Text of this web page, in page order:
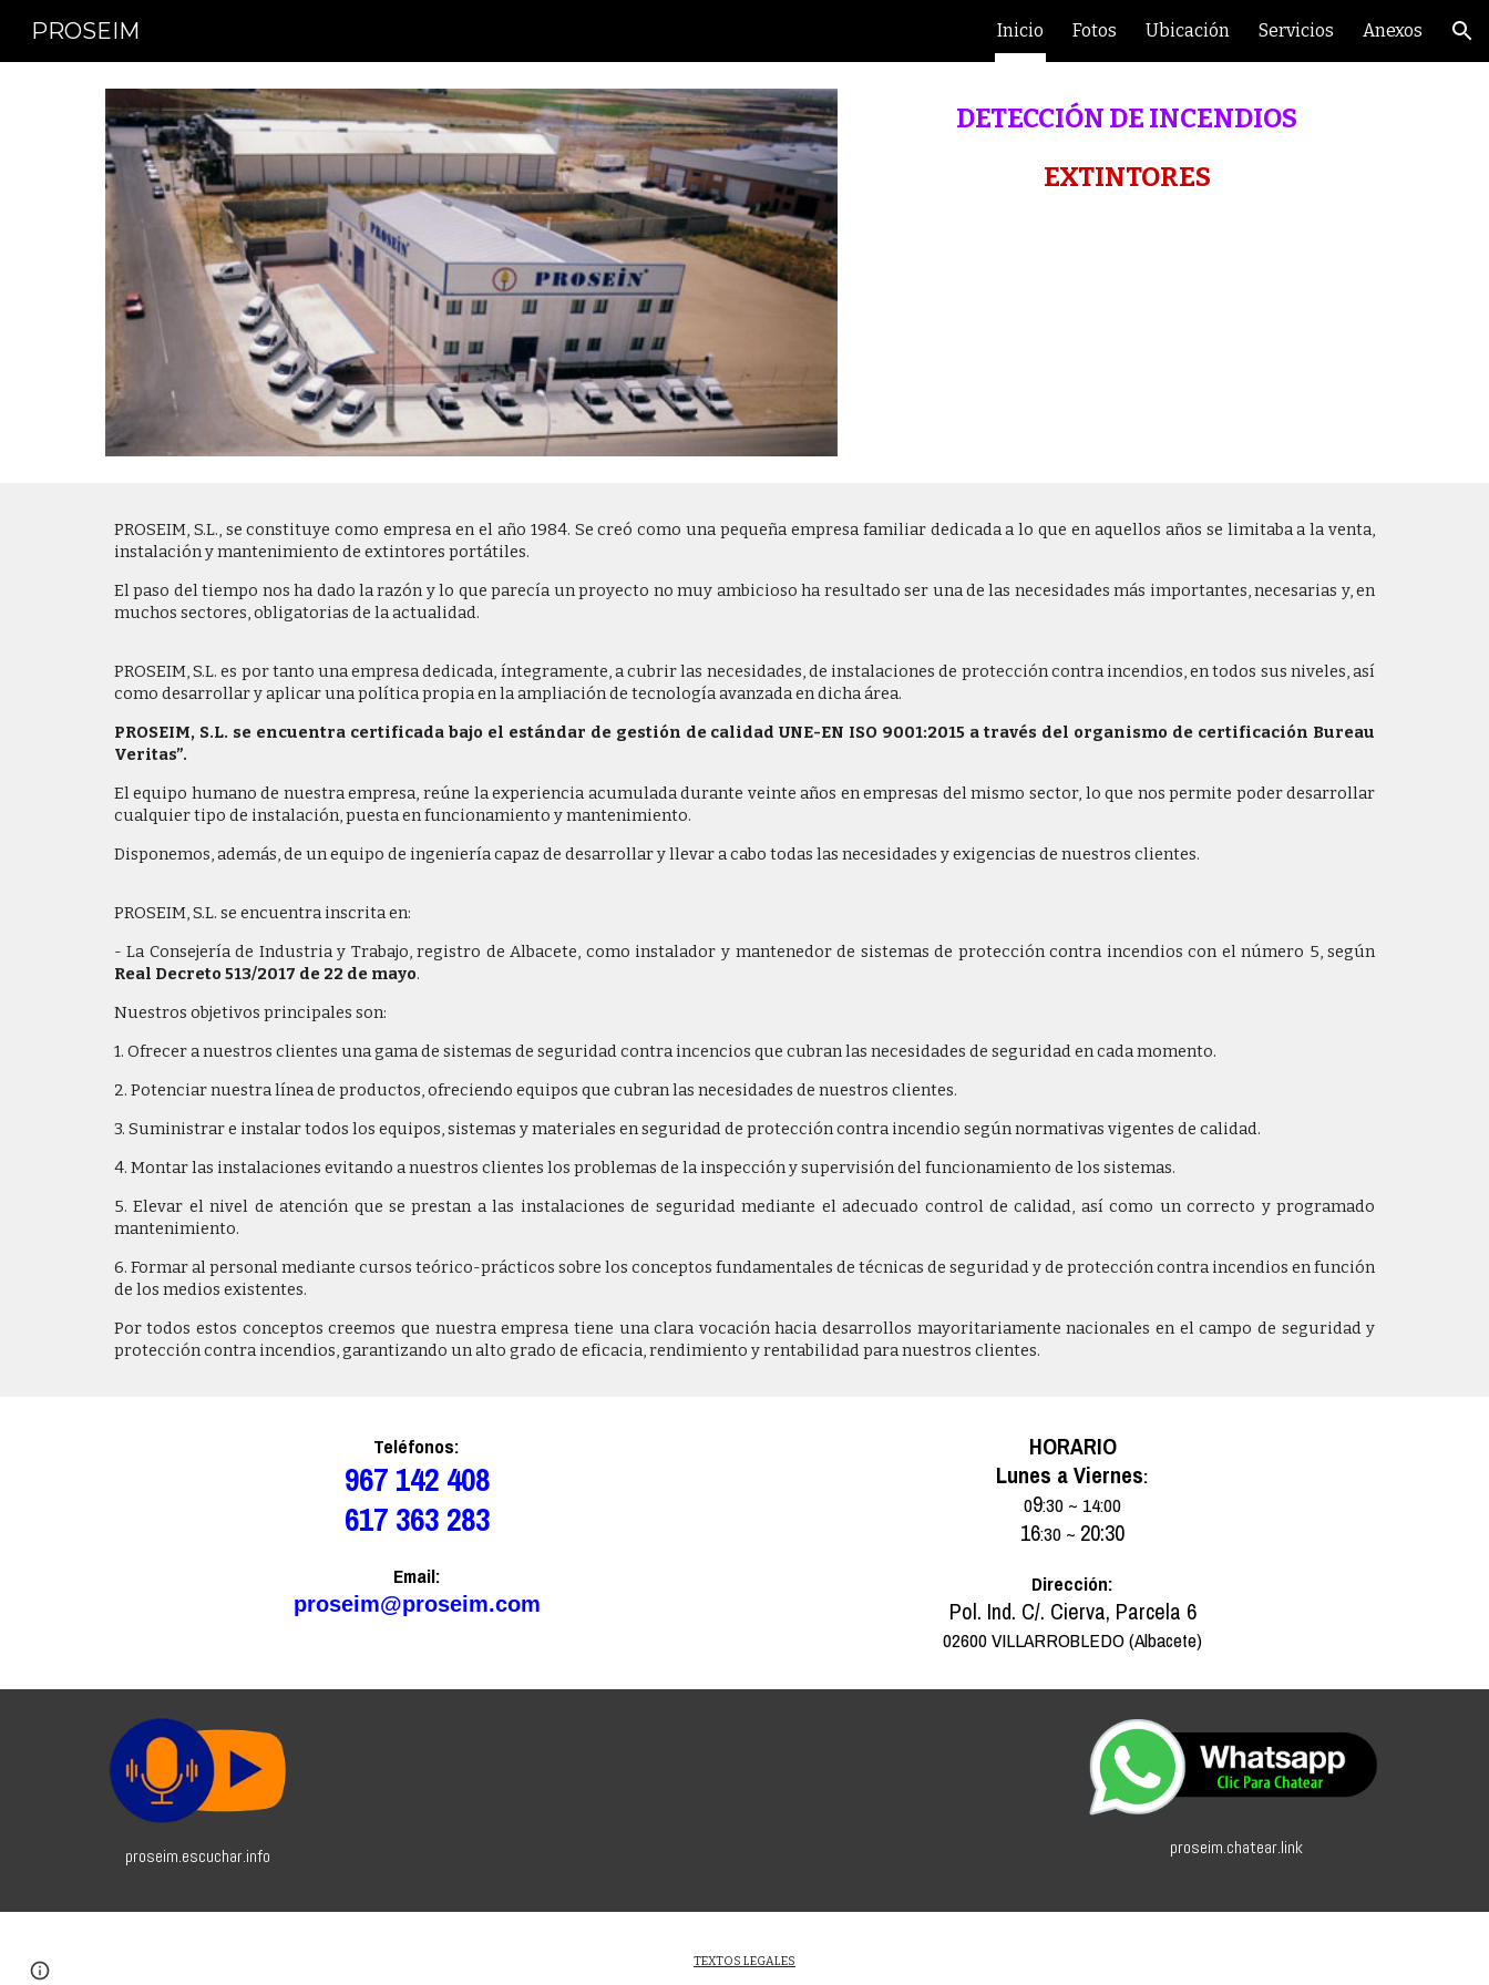
Skip to navigation
PROSEIM Inicio Fotos Ubicación Servicios Anexos
DETECCIÓN DE INCENDIOS
EXTINTORES
PROSEIM, S.L., se constituye como empresa en el año 1984. Se creó como una pequeña empresa familiar dedicada a lo que en aquellos años se limitaba a la venta,
instalación y mantenimiento de extintores portátiles.
El paso del tiempo nos ha dado la razón y lo que parecía un proyecto no muy ambicioso ha resultado ser una de las necesidades más importantes, necesarias y, en
muchos sectores, obligatorias de la actualidad.
PROSEIM, S.L. es por tanto una empresa dedicada, íntegramente, a cubrir las necesidades, de instalaciones de protección contra incendios, en todos sus niveles, así
como desarrollar y aplicar una política propia en la ampliación de tecnología avanzada en dicha área.
PROSEIM, S.L. se encuentra certificada bajo el estándar de gestión de calidad UNE-EN ISO 9001:2015 a través del organismo de certificación Bureau
Veritas”.
El equipo humano de nuestra empresa, reúne la experiencia acumulada durante veinte años en empresas del mismo sector, lo que nos permite poder desarrollar
cualquier tipo de instalación, puesta en funcionamiento y mantenimiento.
Disponemos, además, de un equipo de ingeniería capaz de desarrollar y llevar a cabo todas las necesidades y exigencias de nuestros clientes.
PROSEIM, S.L. se encuentra inscrita en:
- La Consejería de Industria y Trabajo, registro de Albacete, como instalador y mantenedor de sistemas de protección contra incendios con el número 5, según
Real Decreto 513/2017 de 22 de mayo.
Nuestros objetivos principales son:
1. Ofrecer a nuestros clientes una gama de sistemas de seguridad contra incencios que cubran las necesidades de seguridad en cada momento.
2. Potenciar nuestra línea de productos, ofreciendo equipos que cubran las necesidades de nuestros clientes.
3. Suministrar e instalar todos los equipos, sistemas y materiales en seguridad de protección contra incendio según normativas vigentes de calidad.
4. Montar las instalaciones evitando a nuestros clientes los problemas de la inspección y supervisión del funcionamiento de los sistemas.
5. Elevar el nivel de atención que se prestan a las instalaciones de seguridad mediante el adecuado control de calidad, así como un correcto y programado
mantenimiento.
6. Formar al personal mediante cursos teórico-prácticos sobre los conceptos fundamentales de técnicas de seguridad y de protección contra incendios en función
de los medios existentes.
Por todos estos conceptos creemos que nuestra empresa tiene una clara vocación hacia desarrollos mayoritariamente nacionales en el campo de seguridad y
protección contra incendios, garantizando un alto grado de eficacia, rendimiento y rentabilidad para nuestros clientes.
Teléfonos:
967 142 408
617 363 283
Email:
proseim@proseim.com
HORARIO
Lunes a Viernes:
09:30 ~ 14:00
16:30 ~ 20:30
Dirección:
Pol. Ind. C/. Cierva, Parcela 6
02600 VILLARROBLEDO (Albacete)
proseim.escuchar.info proseim.chatear.link
TEXTOS LEGALES